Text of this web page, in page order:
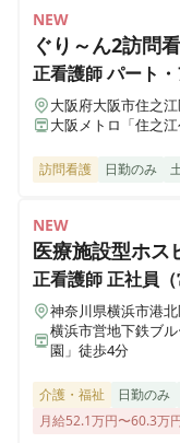
レンタルふくしのま
埼玉県さいたま市北区櫛
レンタルふくしのま
埼玉県東松山市元宿1-31-1
レンタルふくしのま
NEW
ぐり～ん2訪問
正看護師パート
大阪府大阪市住之
大阪メトロ「住之
訪問看護 日勤のみ
NEW
医療施設型ホ
正看護師正社員（
神奈川県横浜市港
横浜市営地下鉄ブ
園」徒歩4分
介護・福祉 日勤のみ
月給52.1万円〜60.3万